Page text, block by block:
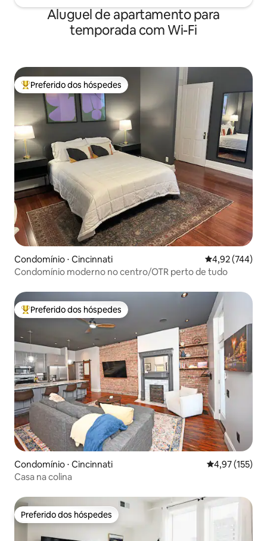
Aluguel de apartamento para
temporada com Wi-Fi
Entre os melhores preferidos dos hóspedes
Preferido dos hóspedes
Condomínio ⋅ Cincinnati 4,92 de uma
4,92 (744)
Condomínio moderno no centro/OTR perto de tudo
Entre os melhores preferidos dos hóspedes
Preferido dos hóspedes
Condomínio ⋅ Cincinnati 4,97 de uma
4,97 (155)
Casa na colina
Preferido dos hóspedes
Preferido dos hóspedes